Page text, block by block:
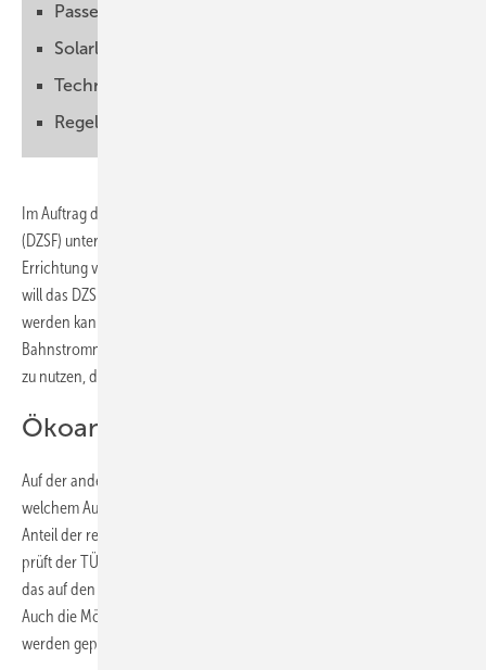
Passende Technologien suchen
Solarleistung berechnen
Technische Umsetzung untersuchen
Regelwerke anpassen
Im Auftrag des Deutschen Zentrums für Schienenverkehrsforschung
(DZSF) untersucht der TÜV Rheinland das mögliche Potenzial für die
Errichtung von Solaranlagen entlang der Schieneninfrastruktur. Dabei
will das DZSF wissen, wie viel Photovoltaikleistung dort errichtet
werden kann, um den mit den Anlagen produzierten Strom direkt ins
Bahnstromnetz einzuspeisen oder ihn in beispielsweise in Bahnhöfen
zu nutzen, die in der Nähe der jeweiligen Solaranlage stehen.
Ökoanteil im Bahnstrom steigern
Auf der anderen Seite untersuchen die Experten des TÜV auch, in
welchem Ausmaß der mit den Anlagen produzierte Solarstrom den
Anteil der regenerativen Energien im Bahnstrom steigern kann. Dabei
prüft der TÜV Rheinland nicht nur das Potenzial an Anlagenleistung,
das auf den Randstreifen neben den Gleisen errichtet werden kann.
Auch die Möglichkeiten der Integration der Anlagen im Gleisbett
werden geprüft.